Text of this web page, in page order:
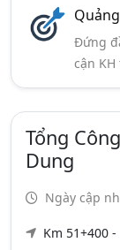
Đứng
cận
Tổng
Dung
Ngày cập
Km 51+400